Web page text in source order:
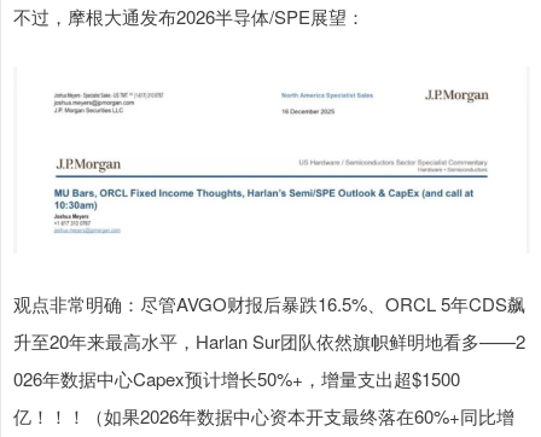
不过，摩根大通发布2026半导体/SPE展望：
观点非常明确：尽管AVGO财报后暴跌16.5%、ORCL 5年CDS飙
升至20年来最高水平，Harlan Sur团队依然旗帜鲜明地看多——2
026年数据中心Capex预计增长50%+，增量支出超$1500
亿！！！（如果2026年数据中心资本开支最终落在60%+同比增